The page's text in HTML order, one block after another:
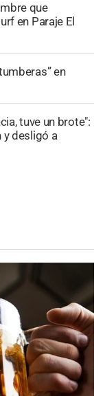
que
en Paraje El
en
tuve un brote":
y desligó a